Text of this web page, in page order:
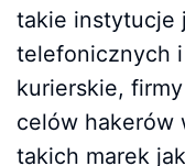
takie instytucje
telefonicznych
kurierskie,
celów hakerów
takich marek